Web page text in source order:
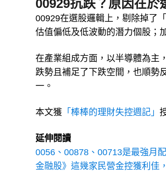
00929抗跌？原因在於
00929在選股邏輯上，剔除掉了
估值偏低及低波動的潛力個股；
在產業組成方面，以半導體為主
跌勢且補足了下跌空間，也順勢
一。
本文獲 「棒棒的理財失控週記」
延伸閱讀
0056、00878、00713是最強月
金融股》這幾家民營金控獲利佳